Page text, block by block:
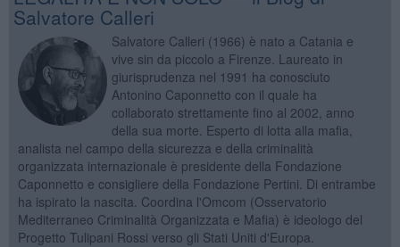
Salvatore Calleri
Salvatore Calleri (1966) è nato a Catania e
vive sin da piccolo a Firenze. Laureato in
giurisprudenza nel 1991 ha conosciuto
Antonino Caponnetto con il quale ha
collaborato strettamente fino al 2002, anno
della sua morte. Esperto di lotta alla mafia,
analista nel campo della sicurezza e della criminalità
organizzata internazionale è presidente della Fondazione
Caponnetto e consigliere della Fondazione Pertini. Di entrambe
ha ispirato la nascita. Coordina l'Omcom (Osservatorio
Mediterraneo Criminalità Organizzata e Mafia) è ideologo del
Progetto Tulipani Rossi verso gli Stati Uniti d'Europa.